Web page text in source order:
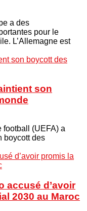
a des
pour le
L’Allemagne est
son
football (UEFA) a
boycott des
accusé d’avoir
2030 au Maroc